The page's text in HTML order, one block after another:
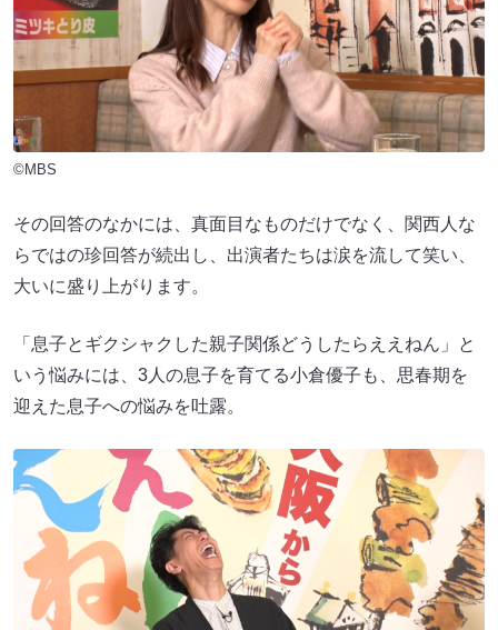
©MBS
その回答のなかには、真面目なものだけでなく、関西人な
らではの珍回答が続出し、出演者たちは涙を流して笑い、
大いに盛り上がります。
「息子とギクシャクした親子関係どうしたらええねん」と
いう悩みには、3人の息子を育てる小倉優子も、思春期を
迎えた息子への悩みを吐露。